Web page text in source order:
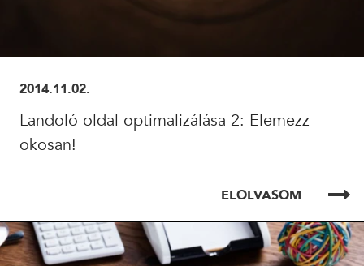
2014.11.02.
Landoló oldal optimalizálása 2: Elemezz
okosan!
ELOLVASOM